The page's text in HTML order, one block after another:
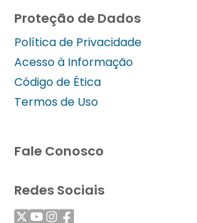
Proteção de Dados
Política de Privacidade
Acesso à Informação
Código de Ética
Termos de Uso
Fale Conosco
Redes Sociais